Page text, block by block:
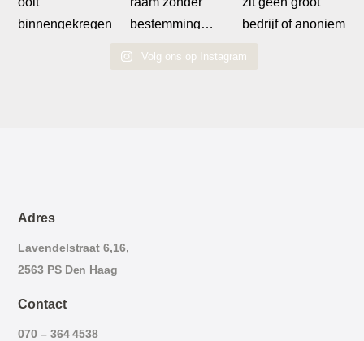
Volg ons op Instagram
Adres
Lavendelstraat 6,16,
2563 PS Den Haag
Contact
070 – 364 4538